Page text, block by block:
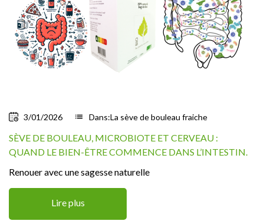
3/01/2026 list Dans:La sève de bouleau fraiche
SÈVE DE BOULEAU, MICROBIOTE ET CERVEAU :
QUAND LE BIEN-ÊTRE COMMENCE DANS L’INTESTIN.
Renouer avec une sagesse naturelle
Lire plus